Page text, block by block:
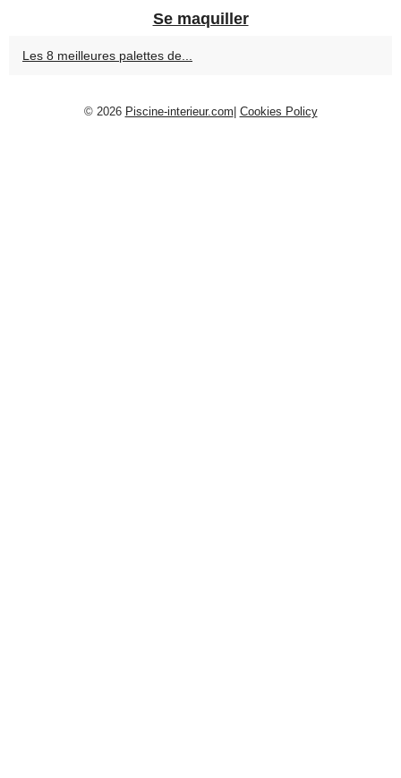
Se maquiller
Les 8 meilleures palettes de...
© 2026 Piscine-interieur.com| Cookies Policy